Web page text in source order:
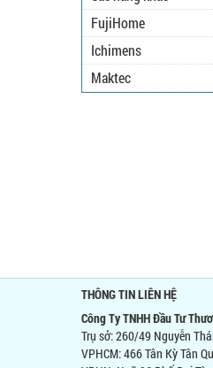
FujiHome
Ichimens
Maktec
THÔNG TIN LIÊN HỆ
Công Ty TNHH Đầu Tư
Trụ sở: 260/49 Nguyễn
VPHCM: 466 Tân Kỳ Tân